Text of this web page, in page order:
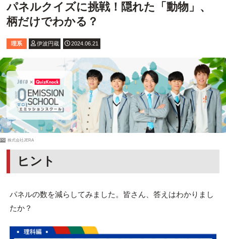
パネルクイズに挑戦！隠れた「動物」、
柄だけでわかる？
理系 伊波円蔵 2024.06.21
PR 株式会社JERA
ヒント
パネルの数を減らしてみました。皆さん、答えはわかりまし
たか？